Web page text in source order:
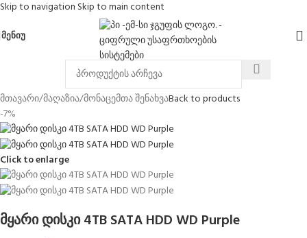
Skip to navigation Skip to main content
ᲛᲔᲜᲘᲣ
მთავარი/მაღაზია/მონაცემთა შენახვაBack to products
-7%
Click to enlarge
მყარი დისკი 4TB SATA HDD WD Purple